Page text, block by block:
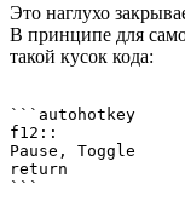
Это наглухо
В принципе для
такой кусок кода:
```autohotkey
f12::
Pause, Toggle
return